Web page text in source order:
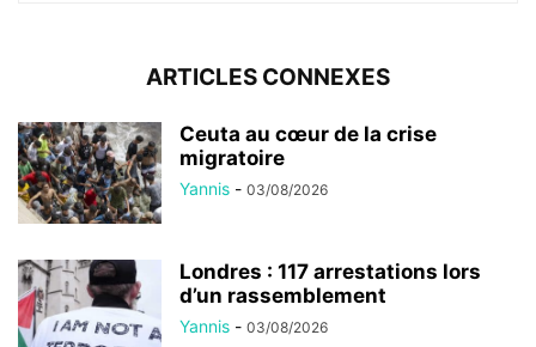
ARTICLES CONNEXES
Ceuta au cœur de la crise
migratoire
Yannis - 03/08/2026
Londres : 117 arrestations lors
d’un rassemblement
Yannis - 03/08/2026